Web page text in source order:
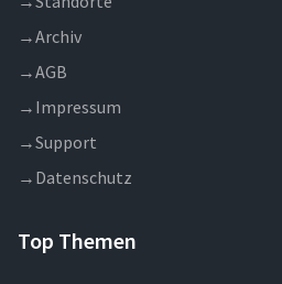
→Archiv
→AGB
→ Impressum
→Support
→ Datenschutz
Top Themen